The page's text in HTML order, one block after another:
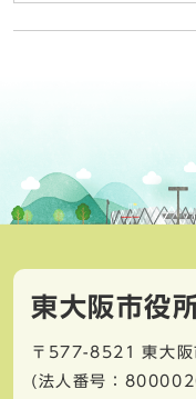
東大阪市役
〒577-8521
東大
(法人番号：